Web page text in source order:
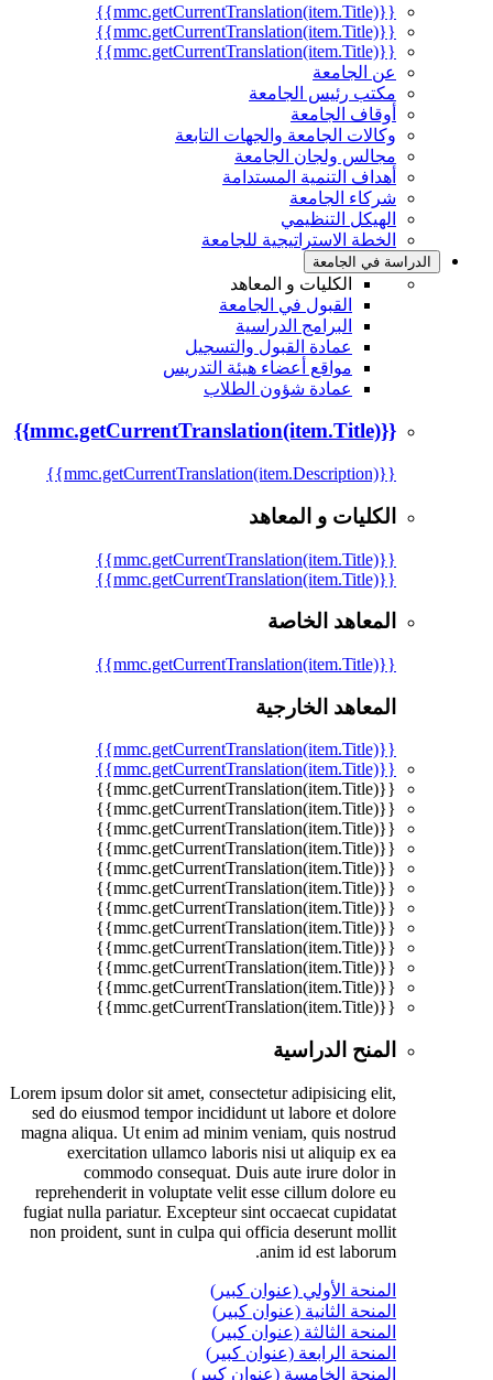
{{mmc.getCurrentTranslation(item.Title)}}
{{mmc.getCurrentTranslation(item.Title)}}
{{mmc.getCurrentTranslation(item.Title)}}
عن الجامعة
مكتب رئيس الجامعة
أوقاف الجامعة
وكالات الجامعة والجهات التابعة
مجالس ولجان الجامعة
أهداف التنمية المستدامة
شركاء الجامعة
الهيكل التنظيمي
الخطة الاستراتيجية للجامعة
الدراسة في الجامعة
الكليات و المعاهد
القبول في الجامعة
البرامج الدراسية
عمادة القبول والتسجيل
مواقع أعضاء هيئة التدريس
عمادة شؤون الطلاب
{{mmc.getCurrentTranslation(item.Title)}}
{{mmc.getCurrentTranslation(item.Description)}}
الكليات و المعاهد
{{mmc.getCurrentTranslation(item.Title)}}
{{mmc.getCurrentTranslation(item.Title)}}
المعاهد الخاصة
{{mmc.getCurrentTranslation(item.Title)}}
المعاهد الخارجية
{{mmc.getCurrentTranslation(item.Title)}}
{{mmc.getCurrentTranslation(item.Title)}}
{{mmc.getCurrentTranslation(item.Title)}}
{{mmc.getCurrentTranslation(item.Title)}}
{{mmc.getCurrentTranslation(item.Title)}}
{{mmc.getCurrentTranslation(item.Title)}}
{{mmc.getCurrentTranslation(item.Title)}}
{{mmc.getCurrentTranslation(item.Title)}}
{{mmc.getCurrentTranslation(item.Title)}}
{{mmc.getCurrentTranslation(item.Title)}}
{{mmc.getCurrentTranslation(item.Title)}}
{{mmc.getCurrentTranslation(item.Title)}}
{{mmc.getCurrentTranslation(item.Title)}}
{{mmc.getCurrentTranslation(item.Title)}}
المنح الدراسية
Lorem ipsum dolor sit amet, consectetur adipisicing elit,
sed do eiusmod tempor incididunt ut labore et dolore
magna aliqua. Ut enim ad minim veniam, quis nostrud
exercitation ullamco laboris nisi ut aliquip ex ea
commodo consequat. Duis aute irure dolor in
reprehenderit in voluptate velit esse cillum dolore eu
fugiat nulla pariatur. Excepteur sint occaecat cupidatat
non proident, sunt in culpa qui officia deserunt mollit
anim id est laborum.
المنحة الأولي (عنوان كبير)
المنحة الثانية (عنوان كبير)
المنحة الثالثة (عنوان كبير)
المنحة الرابعة (عنوان كبير)
المنحة الخامسة (عنوان كبير)